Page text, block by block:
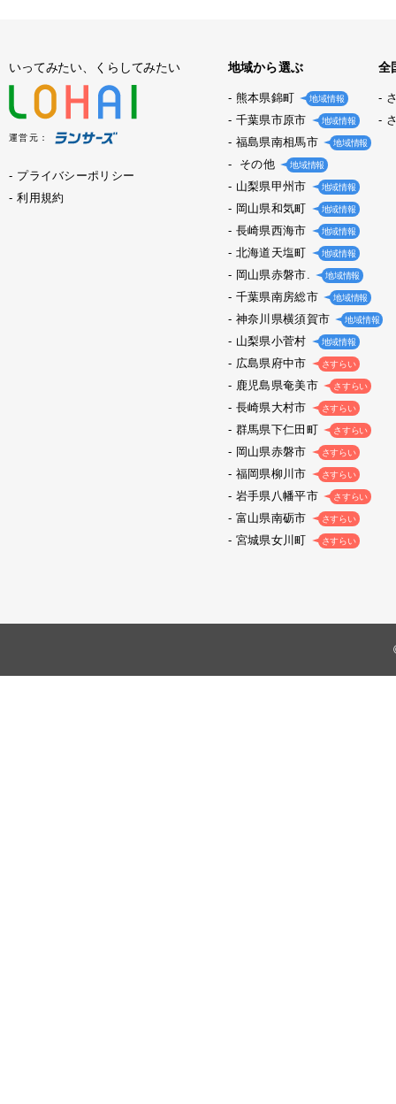
いってみたい、くらしてみたい
運営元：
プライバシーポリシー
利用規約
地域から選ぶ
熊本県錦町 地域情報
千葉県市原市 地域情報
福島県南相馬市 地域情報
その他 地域情報
山梨県甲州市 地域情報
岡山県和気町 地域情報
長崎県西海市 地域情報
北海道天塩町 地域情報
岡山県赤磐市. 地域情報
千葉県南房総市 地域情報
神奈川県横須賀市 地域情報
山梨県小菅村 地域情報
広島県府中市 さすらい
鹿児島県奄美市 さすらい
長崎県大村市 さすらい
群馬県下仁田町 さすらい
岡山県赤磐市 さすらい
福岡県柳川市 さすらい
岩手県八幡平市 さすらい
富山県南砺市 さすらい
宮城県女川町 さすらい
全